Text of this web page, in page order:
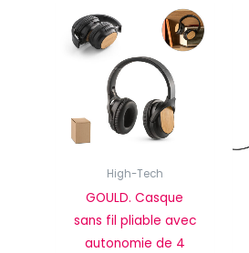
High-Tech
GOULD. Casque
sans fil pliable avec
autonomie de 4